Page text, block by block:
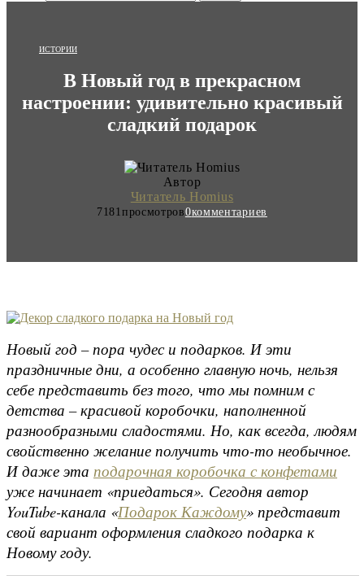
ИСТОРИИ
В Новый год в прекрасном
настроении: удивительно красивый
сладкий подарок
Автор
Читатель Homius
7181 просмотров0комментариев
Новый год – пора чудес и подарков. И эти
праздничные дни, а особенно главную ночь, нельзя
себе представить без того, что мы помним с
детства – красивой коробочки, наполненной
разнообразными сладостями. Но, как всегда, людям
свойственно желание получить что-то необычное.
И даже эта подарочная коробочка с конфетами
уже начинает «приедаться». Сегодня автор
YouTube-канала «Подарок Каждому» представит
свой вариант оформления сладкого подарка к
Новому году.